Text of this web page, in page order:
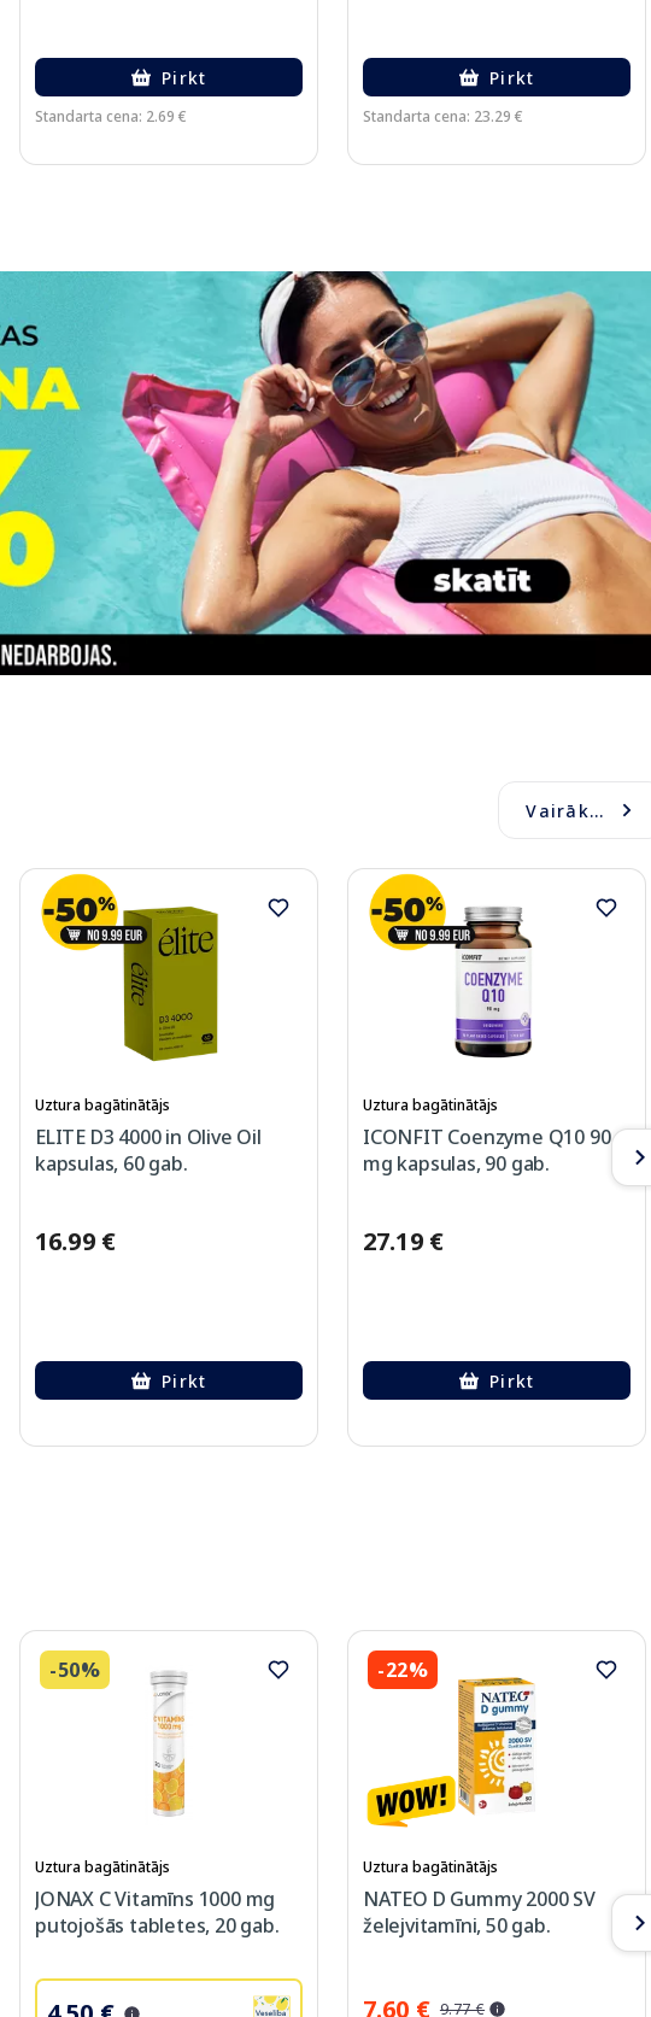
Pirkt
Standarta cena: 2.69 €
Pirkt
Standarta cena: 23.29 €
Vairāk...
Uztura bagātinātājs
ELITE D3 4000 in Olive Oil
kapsulas, 60 gab.
16.99 €
Pirkt
Uztura bagātinātājs
ICONFIT Coenzyme Q10 90
mg kapsulas, 90 gab.
27.19 €
Pirkt
-50%
Uztura bagātinātājs
JONAX C Vitamīns 1000 mg
putojošās tabletes, 20 gab.
-22%
Uztura bagātinātājs
NATEO D Gummy 2000 SV
želejvitamīni, 50 gab.
7.60 € 9.77 €